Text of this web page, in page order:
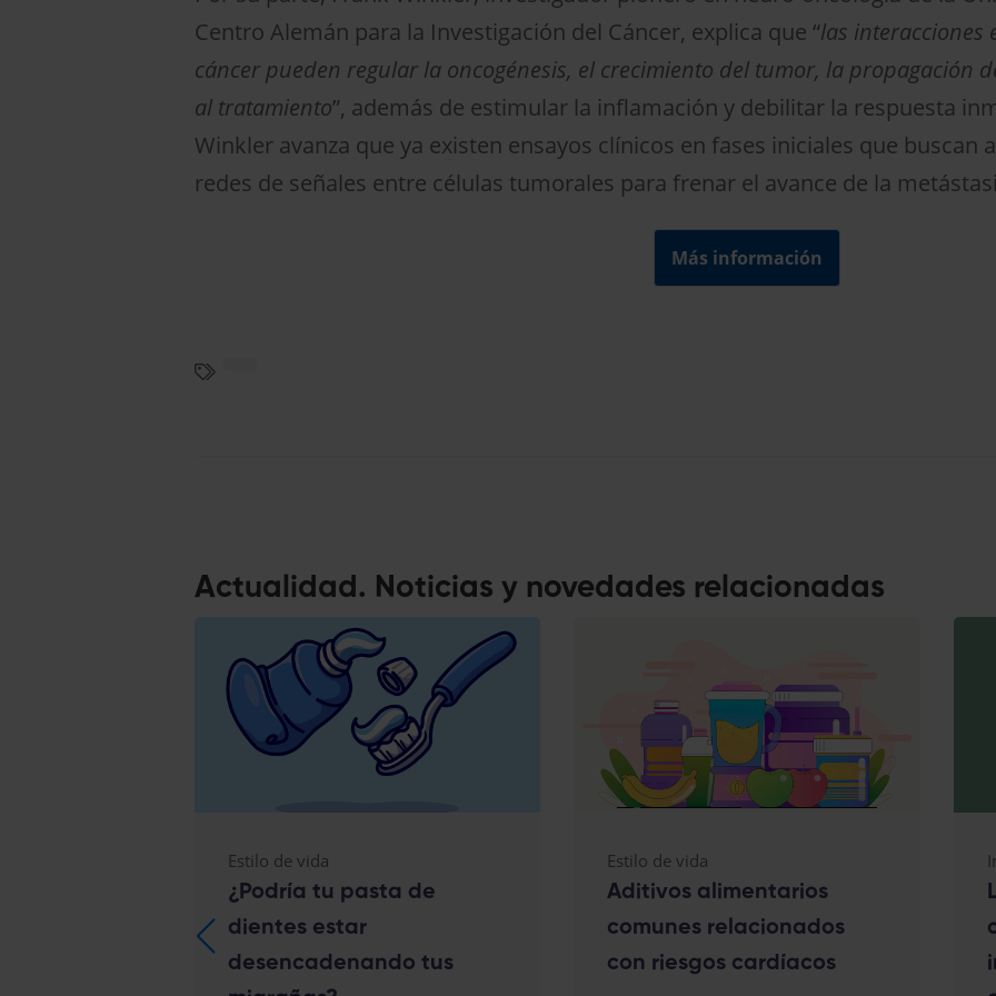
Centro Alemán para la Investigación del Cáncer, explica que “las interacciones
cáncer pueden regular la oncogénesis, el crecimiento del tumor, la propagación
al tratamiento”, además de estimular la inflamación y debilitar la respuesta
Winkler avanza que ya existen ensayos clínicos en fases iniciales que buscan
redes de señales entre células tumorales para frenar el avance de la
Más información
Actualidad. Noticias y novedades relacionadas
Estilo de vida
¿Podría tu pasta de
dientes estar
desencadenando tus
Estilo de vida
Aditivos alimentarios
comunes relacionados
con riesgos cardíacos